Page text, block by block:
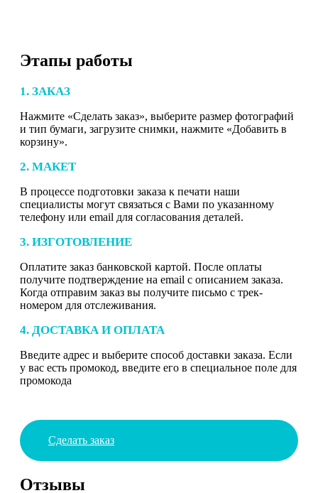
Этапы работы
1. ЗАКАЗ
Нажмите «Сделать заказ», выберите размер фотографий
и тип бумаги, загрузите снимки, нажмите «Добавить в
корзину».
2. МАКЕТ
В процессе подготовки заказа к печати наши
специалисты могут связаться с Вами по указанному
телефону или email для согласования деталей.
3. ИЗГОТОВЛЕНИЕ
Оплатите заказ банковской картой. После оплаты
получите подтверждение на email с описанием заказа.
Когда отправим заказ вы получите письмо с трек-
номером для отслеживания.
4. ДОСТАВКА И ОПЛАТА
Введите адрес и выберите способ доставки заказа. Если
у вас есть промокод, введите его в специальное поле для
промокода
Сделать заказ
Отзывы